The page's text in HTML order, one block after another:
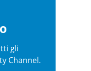
gli
Channel.